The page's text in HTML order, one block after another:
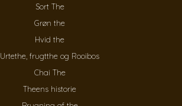
Sort The
Grøn the
Hvid the
Urtethe, frugtthe og Rooibos
Chai The
Theens historie